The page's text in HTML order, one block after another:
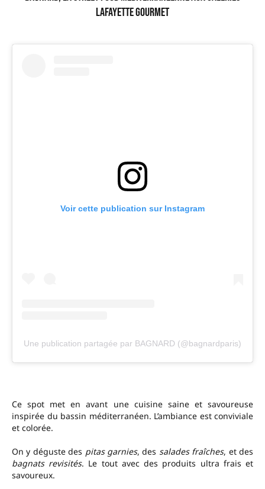
Lafayette Gourmet
Voir cette publication sur Instagram
Une publication partagée par BAGNARD (@bagnardparis)
Ce spot met en avant une cuisine saine et savoureuse
inspirée du bassin méditerranéen. L’ambiance est conviviale
et colorée.
On y déguste des pitas garnies, des salades fraîches, et des
bagnats revisités. Le tout avec des produits ultra frais et
savoureux.